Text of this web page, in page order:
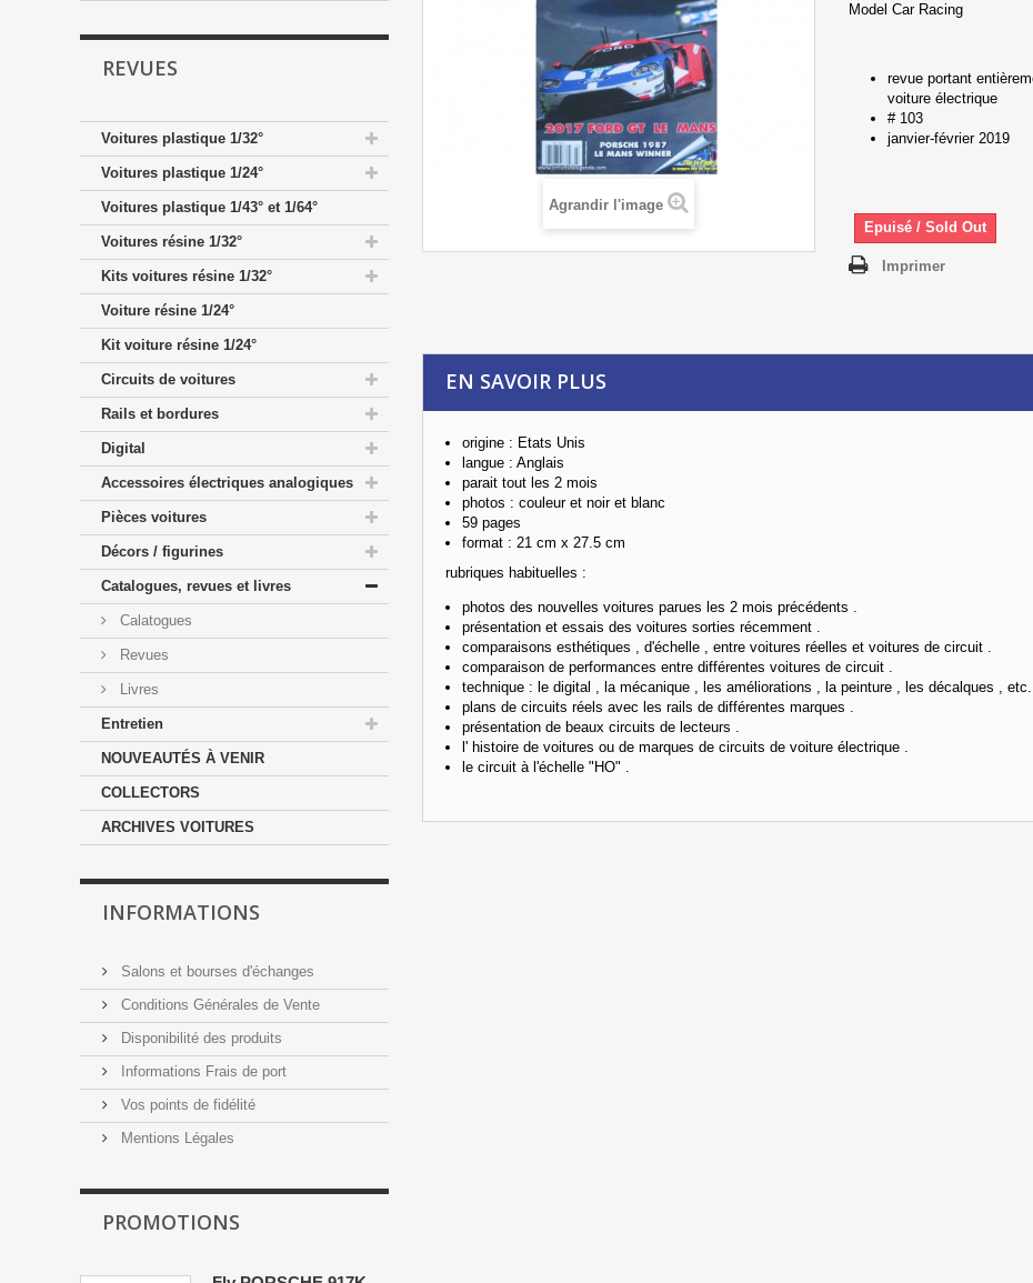
REVUES
Voitures plastique 1/32°
Voitures plastique 1/24°
Voitures plastique 1/43° et 1/64°
Voitures résine 1/32°
Kits voitures résine 1/32°
Voiture résine 1/24°
Kit voiture résine 1/24°
Circuits de voitures
Rails et bordures
Digital
Accessoires électriques analogiques
Pièces voitures
Décors / figurines
Catalogues, revues et livres
Calatogues
Revues
Livres
Entretien
NOUVEAUTÉS À VENIR
COLLECTORS
ARCHIVES VOITURES
INFORMATIONS
Salons et bourses d'échanges
Conditions Générales de Vente
Disponibilité des produits
Informations Frais de port
Vos points de fidélité
Mentions Légales
PROMOTIONS
Agrandir l'image
Model Car Racing
revue portant
voiture électrique
# 103
janvier-février 2019
Epuisé / Sold Out
Imprimer
EN SAVOIR PLUS
origine : Etats Unis
langue : Anglais
parait tout les 2 mois
photos : couleur et noir et blanc
59 pages
format : 21 cm x 27.5 cm
rubriques habituelles :
photos des nouvelles voitures parues les 2 mois précédents .
présentation et essais des voitures sorties récemment .
comparaisons esthétiques , d'échelle , entre voitures réelles et voitures de circuit .
comparaison de performances entre différentes voitures de circuit .
technique : le digital , la mécanique , les améliorations , la peinture , les décalques ,
plans de circuits réels avec les rails de différentes marques .
présentation de beaux circuits de lecteurs .
l' histoire de voitures ou de marques de circuits de voiture électrique .
le circuit à l'échelle "HO" .